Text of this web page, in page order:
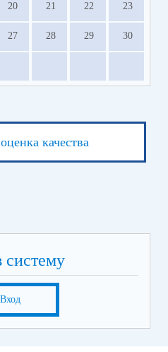
20 21 22 23
27 28 29 30
качества
систему
Вход